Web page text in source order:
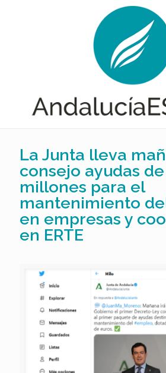
La Junta lleva
consejo ayudas de
millones para el
mantenimiento
en empresas y
en ERTE